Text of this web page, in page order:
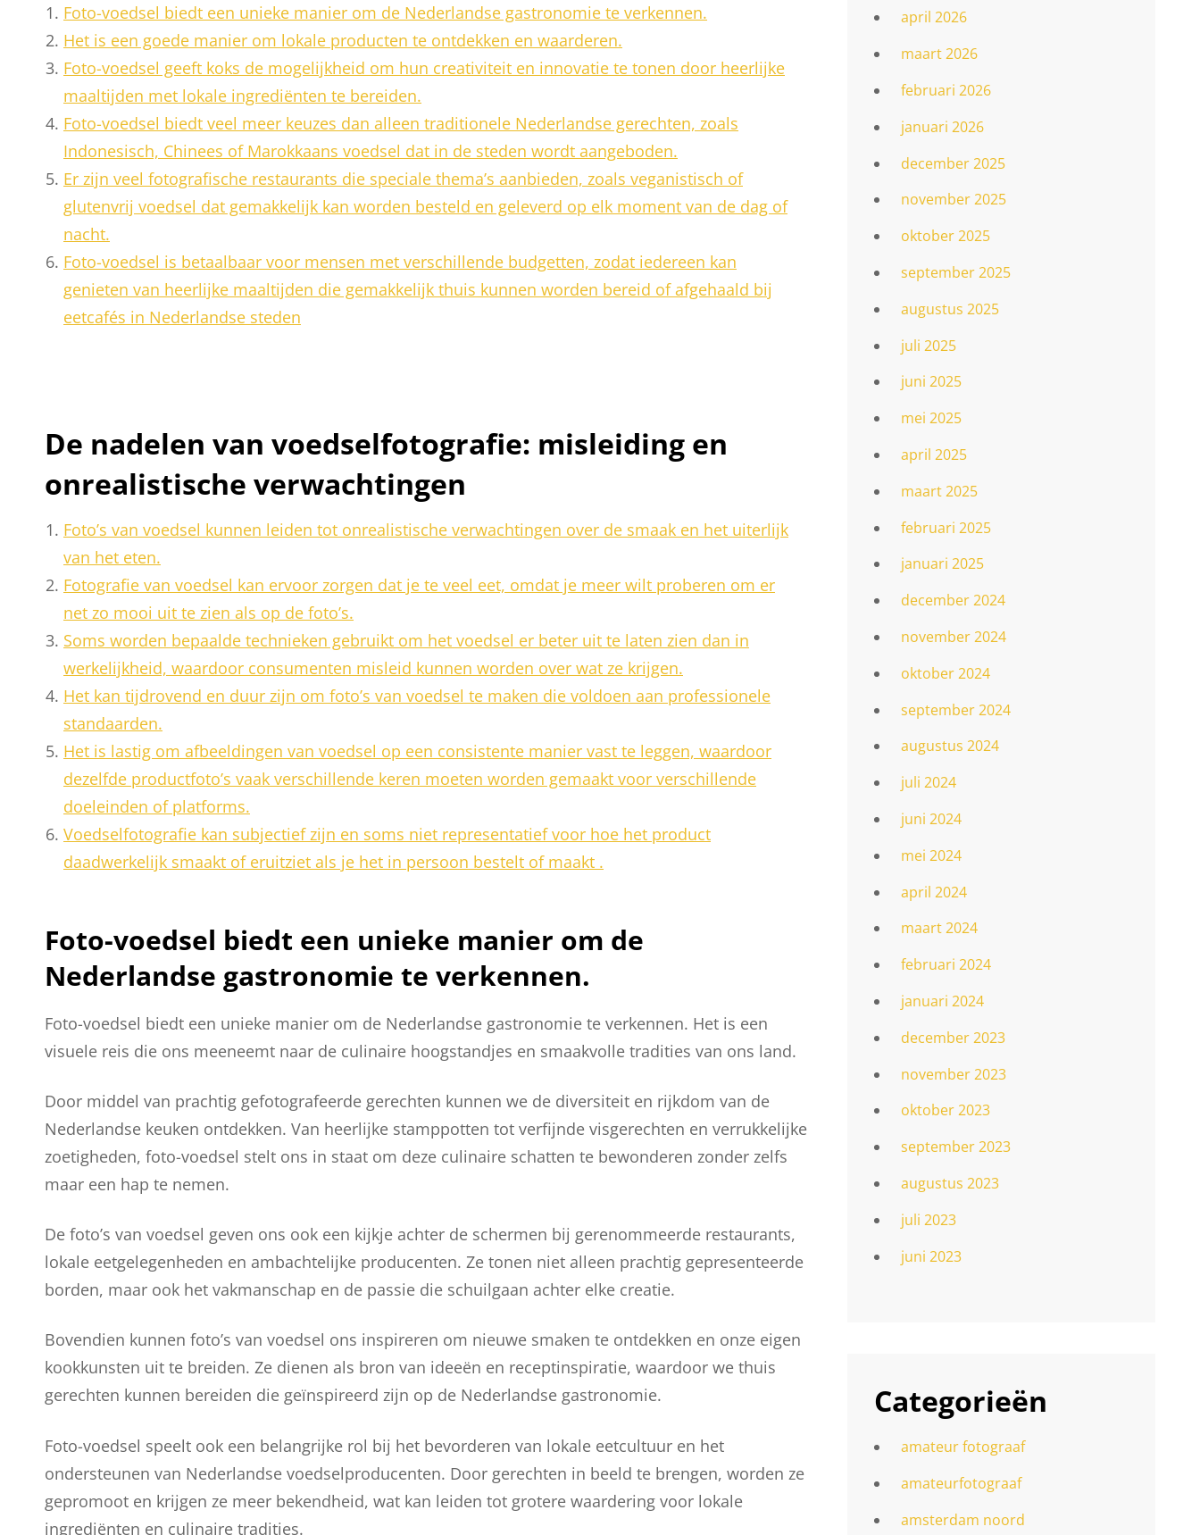
Foto-voedsel biedt een unieke manier om de Nederlandse gastronomie te verkennen.
Het is een goede manier om lokale producten te ontdekken en waarderen.
Foto-voedsel geeft koks de mogelijkheid om hun creativiteit en innovatie te tonen door heerlijke
maaltijden met lokale ingrediënten te bereiden.
Foto-voedsel biedt veel meer keuzes dan alleen traditionele Nederlandse gerechten, zoals
Indonesisch, Chinees of Marokkaans voedsel dat in de steden wordt aangeboden.
Er zijn veel fotografische restaurants die speciale thema’s aanbieden, zoals veganistisch of
glutenvrij voedsel dat gemakkelijk kan worden besteld en geleverd op elk moment van de dag of
nacht.
Foto-voedsel is betaalbaar voor mensen met verschillende budgetten, zodat iedereen kan
genieten van heerlijke maaltijden die gemakkelijk thuis kunnen worden bereid of afgehaald bij
eetcafés in Nederlandse steden
De nadelen van voedselfotografie: misleiding en
onrealistische verwachtingen
Foto’s van voedsel kunnen leiden tot onrealistische verwachtingen over de smaak en het uiterlijk
van het eten.
Fotografie van voedsel kan ervoor zorgen dat je te veel eet, omdat je meer wilt proberen om er
net zo mooi uit te zien als op de foto’s.
Soms worden bepaalde technieken gebruikt om het voedsel er beter uit te laten zien dan in
werkelijkheid, waardoor consumenten misleid kunnen worden over wat ze krijgen.
Het kan tijdrovend en duur zijn om foto’s van voedsel te maken die voldoen aan professionele
standaarden.
Het is lastig om afbeeldingen van voedsel op een consistente manier vast te leggen, waardoor
dezelfde productfoto’s vaak verschillende keren moeten worden gemaakt voor verschillende
doeleinden of platforms.
Voedselfotografie kan subjectief zijn en soms niet representatief voor hoe het product
daadwerkelijk smaakt of eruitziet als je het in persoon bestelt of maakt .
Foto-voedsel biedt een unieke manier om de
Nederlandse gastronomie te verkennen.
Foto-voedsel biedt een unieke manier om de Nederlandse gastronomie te verkennen. Het is een
visuele reis die ons meeneemt naar de culinaire hoogstandjes en smaakvolle tradities van ons land.
Door middel van prachtig gefotografeerde gerechten kunnen we de diversiteit en rijkdom van de
Nederlandse keuken ontdekken. Van heerlijke stamppotten tot verfijnde visgerechten en verrukkelijke
zoetigheden, foto-voedsel stelt ons in staat om deze culinaire schatten te bewonderen zonder zelfs
maar een hap te nemen.
De foto’s van voedsel geven ons ook een kijkje achter de schermen bij gerenommeerde restaurants,
lokale eetgelegenheden en ambachtelijke producenten. Ze tonen niet alleen prachtig gepresenteerde
borden, maar ook het vakmanschap en de passie die schuilgaan achter elke creatie.
Bovendien kunnen foto’s van voedsel ons inspireren om nieuwe smaken te ontdekken en onze eigen
kookkunsten uit te breiden. Ze dienen als bron van ideeën en receptinspiratie, waardoor we thuis
gerechten kunnen bereiden die geïnspireerd zijn op de Nederlandse gastronomie.
Foto-voedsel speelt ook een belangrijke rol bij het bevorderen van lokale eetcultuur en het
ondersteunen van Nederlandse voedselproducenten. Door gerechten in beeld te brengen, worden ze
gepromoot en krijgen ze meer bekendheid, wat kan leiden tot grotere waardering voor lokale
ingrediënten en culinaire tradities.
april 2026
maart 2026
februari 2026
januari 2026
december 2025
november 2025
oktober 2025
september 2025
augustus 2025
juli 2025
juni 2025
mei 2025
april 2025
maart 2025
februari 2025
januari 2025
december 2024
november 2024
oktober 2024
september 2024
augustus 2024
juli 2024
juni 2024
mei 2024
april 2024
maart 2024
februari 2024
januari 2024
december 2023
november 2023
oktober 2023
september 2023
augustus 2023
juli 2023
juni 2023
Categorieën
amateur fotograaf
amateurfotograaf
amsterdam noord